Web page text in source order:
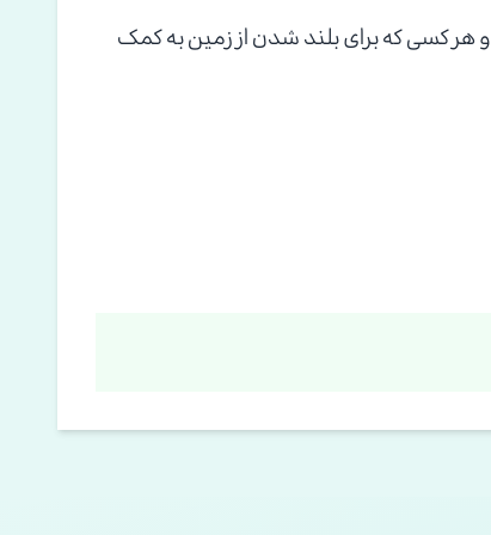
و هر کسی که برای بلند شدن از زمین به کمک